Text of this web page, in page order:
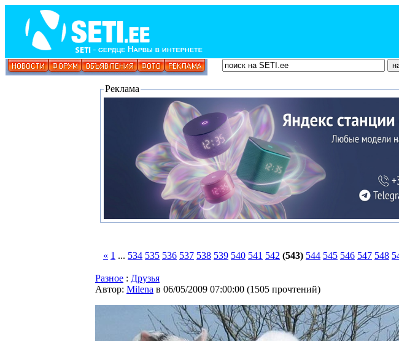
Реклама
« 1 ... 534 535 536 537 538 539 540 541 542 (543) 544 545 546 547 548
Разное : Друзья
Автор: Milena в 06/05/2009 07:00:00 (1505 прочтений)